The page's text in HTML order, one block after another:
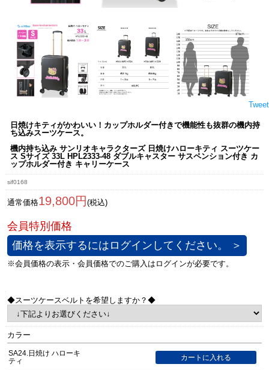
Tweet
日焼けキティがかわいい！カップホルダー付きで機能性も抜群の機内持
ち込みスーツケース。
機内持ち込み サンリオキャラクターズ 日焼けハローキティ スーツケー
ス Sサイズ 33L HPL2333-48 ダブルキャスター サスペンション付き カ
ップホルダー付き キャリーケース
sif0168
通常価格19,800円 (税込)
価格を表示するにはログインしてください。 ＞
◆スーツケースベルトを希望しますか？◆
カラー
SA24.日焼け ハローキ
ティ